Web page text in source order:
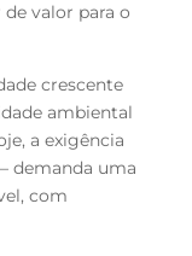
valor para o
crescente
ambiental
a exigência
demanda uma
com